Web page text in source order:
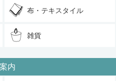
布・テキスタイル
雑貨
内